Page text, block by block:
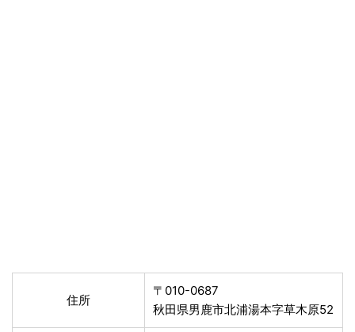
住所
〒010-0687
秋田県男鹿市北浦湯本字草木原52